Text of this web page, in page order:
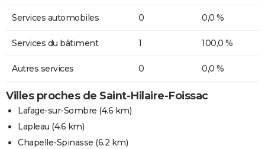
Services automobiles 0 0,0 %
Services du bâtiment 1 100,0 %
Autres services 0 0,0 %
Villes proches de Saint-Hilaire-Foissac
Lafage-sur-Sombre (4.6 km)
Lapleau (4.6 km)
Chapelle-Spinasse (6.2 km)